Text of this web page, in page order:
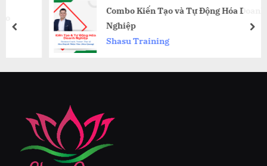
Combo Kiến Tạo và Tự Động Hóa Doanh
Nghiệp
Shasu Training
prev